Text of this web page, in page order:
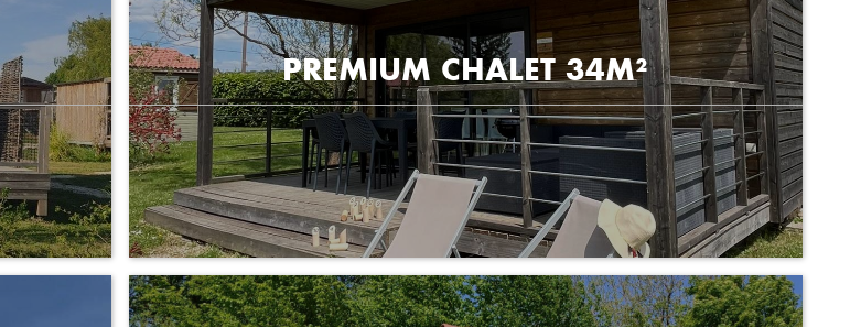
PREMIUM CHALET 34M²